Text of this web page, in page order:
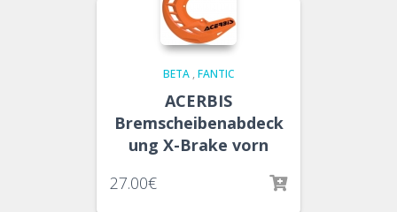
BETA, FANTIC
ACERBIS
Bremscheibenabdeck
ung X-Brake vorn
27.00€